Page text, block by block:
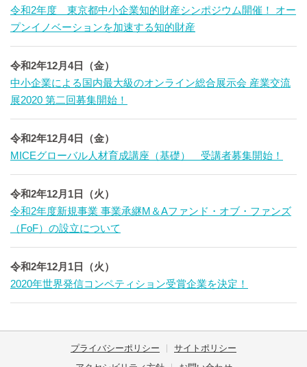
令和2年度 東京都中小企業知的財産シンポジウム開催！ オー
プンイノベーションを加速する知的財産
令和2年12月4日（金）
中小企業による国内最大級のオンライン総合展示会 産業交流
展2020 第二回募集開始！
令和2年12月4日（金）
MICEグローバル人材育成講座（基礎） 受講者募集開始！
令和2年12月1日（火）
令和2年度新規事業 事業承継M＆Aファンド・オブ・ファンズ
（FoF）の設立について
令和2年12月1日（火）
2020年世界発信コンペティション受賞企業を決定！
プライバシーポリシー
サイトポリシー